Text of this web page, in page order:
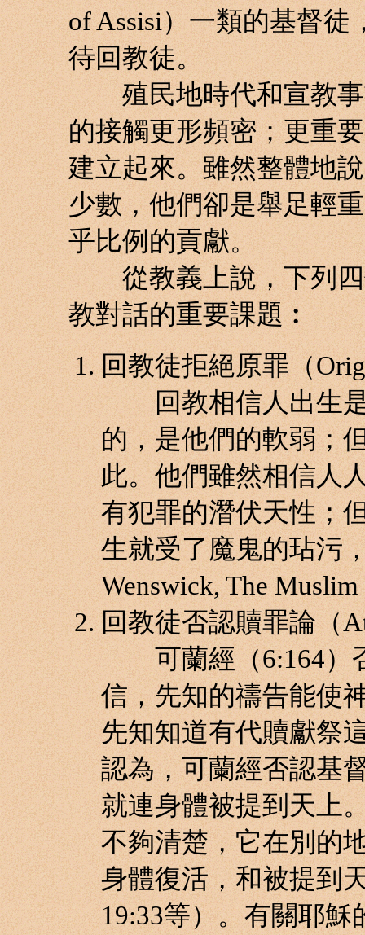
of Assisi）一類的基督
待回教徒。
殖民地時代和宣教事
的接觸更形頻密；更重
建立起來。雖然整體地
少數，他們卻是舉足輕
乎比例的貢獻。
從教義上說，下列四
教對話的重要課題︰
回教徒拒絕原罪（
回教相信人出生是
的，是他們的軟弱；
此。他們雖然相信人
有犯罪的潛伏天性；
生就受了魔鬼的玷污
Wenswick, The
回教徒否認贖罪論（
可蘭經（6:164）否
信，先知的禱告能使
先知知道有代贖獻祭
認為，可蘭經否認基
就連身體被提到天上
不夠清楚，它在別的
身體復活，和被提到
19:33等）。有關耶